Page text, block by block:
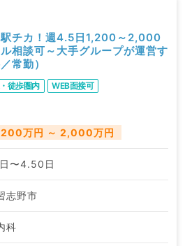
駅チカ！週4.5日1,200～2,000
相談可～大手グループが運営す
常勤）
徒歩圏内
WEB面接可
万円 ～ 2,000万円
〜4.50日
志野市
科